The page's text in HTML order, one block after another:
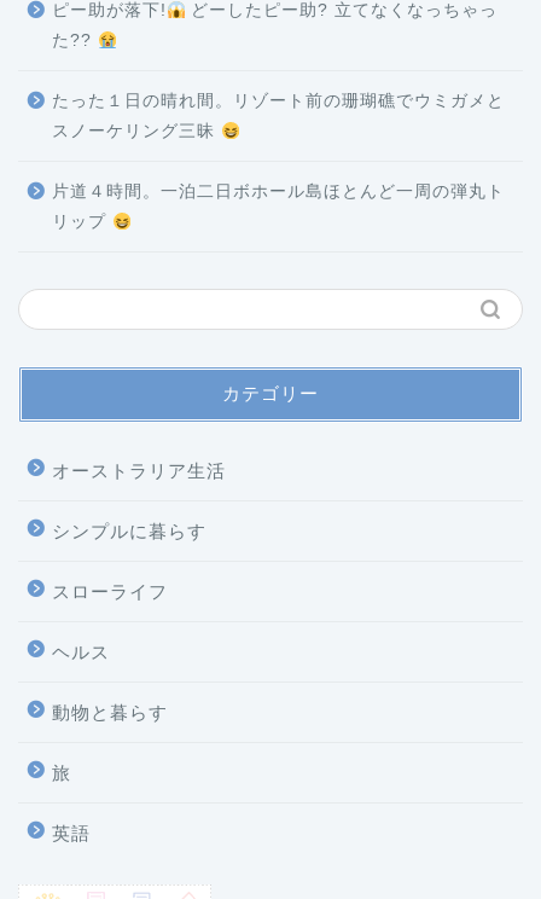
ピー助が落下!
どーしたピー助? 立てなくなっちゃっ
た??
たった１日の晴れ間。リゾート前の珊瑚礁でウミガメと
スノーケリング三昧
片道４時間。一泊二日ボホール島ほとんど一周の弾丸ト
リップ
カテゴリー
オーストラリア生活
シンプルに暮らす
スローライフ
ヘルス
動物と暮らす
旅
英語